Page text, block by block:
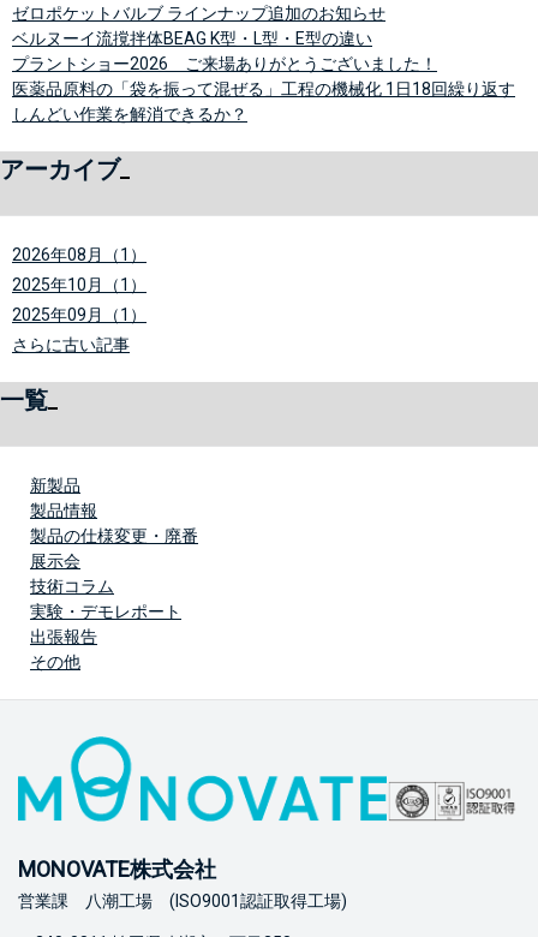
ゼロポケットバルブ ラインナップ追加のお知らせ
ベルヌーイ流撹拌体BEAG K型・L型・E型の違い
プラントショー2026 ご来場ありがとうございました！
医薬品原料の「袋を振って混ぜる」工程の機械化 1日18回繰り返す
しんどい作業を解消できるか？
アーカイブ
2026年08月（1）
2025年10月（1）
2025年09月（1）
さらに古い記事
一覧
新製品
製品情報
製品の仕様変更・廃番
展示会
技術コラム
実験・デモレポート
出張報告
その他
MONOVATE株式会社
営業課 八潮工場 (ISO9001認証取得工場)